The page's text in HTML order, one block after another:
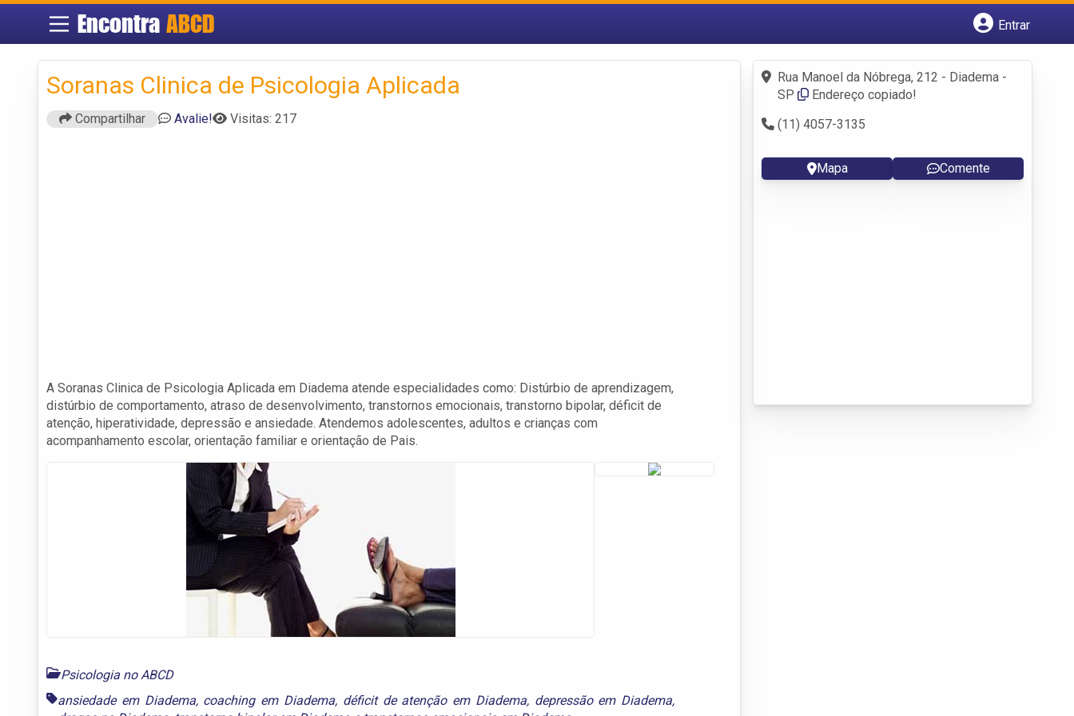
Encontra ABCD
Entrar
Fazer login
Criar conta
Soranas Clinica de Psicologia Aplicada
Compartilhar Avalie! Visitas: 217
A Soranas Clinica de Psicologia Aplicada em Diadema atende especialidades como: Distúrbio de aprendizagem,
distúrbio de comportamento, atraso de desenvolvimento, transtornos emocionais, transtorno bipolar, déficit de
atenção, hiperatividade, depressão e ansiedade. Atendemos adolescentes, adultos e crianças com
acompanhamento escolar, orientação familiar e orientação de Pais.
Psicologia no ABCD
ansiedade em Diadema, coaching em Diadema, déficit de atenção em Diadema, depressão em Diadema,
Rua Manoel da Nóbrega, 212 - Diadema -
SP
Endereço copiado!
(11) 4057-3135
Mapa Comente